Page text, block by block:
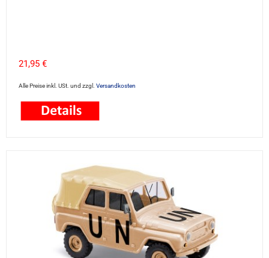
21,95 €
Alle Preise inkl. USt. und zzgl. Versandkosten